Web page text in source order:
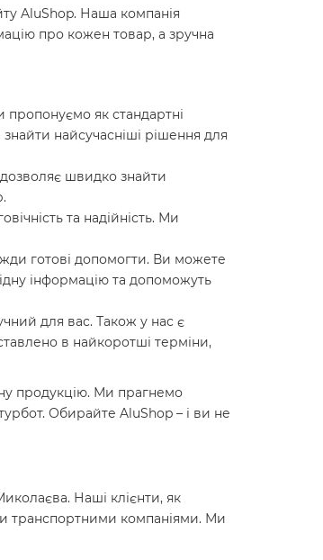
AluShop. Наша компанія
про кожен товар, а зручна
як стандартні
найсучасніші рішення для
швидко знайти
та надійність. Ми
готові допомогти. Ви можете
інформацію та допоможуть
для вас. Також у нас є
в найкоротші терміни,
продукцію. Ми прагнемо
Обирайте AluShop – і ви не
Наші клієнти, як
транспортними компаніями. Ми